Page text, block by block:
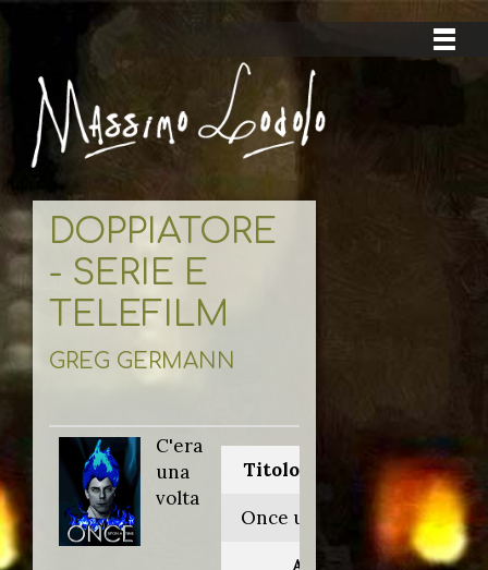
DOPPIATORE
- SERIE E
TELEFILM
GREG GERMANN
C'era
una
volta
Titolo originale:
Once upon a time